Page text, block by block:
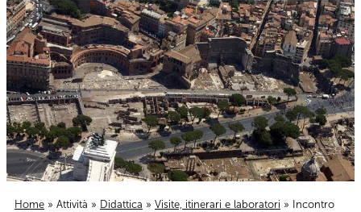
Home » Attività » Didattica » Visite, itinerari e laboratori » Incontro